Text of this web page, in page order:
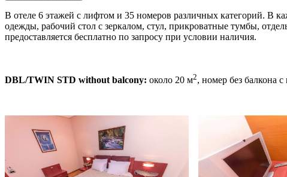
В отеле 6 этажей с лифтом и 35 номеров различных категорий. В
одежды, рабочий стол с зеркалом, стул, прикроватные тумбы,
предоставляется бесплатно по запросу при условии наличия.
DBL/TWIN STD without balcony: около 20 м2, номер без балкона